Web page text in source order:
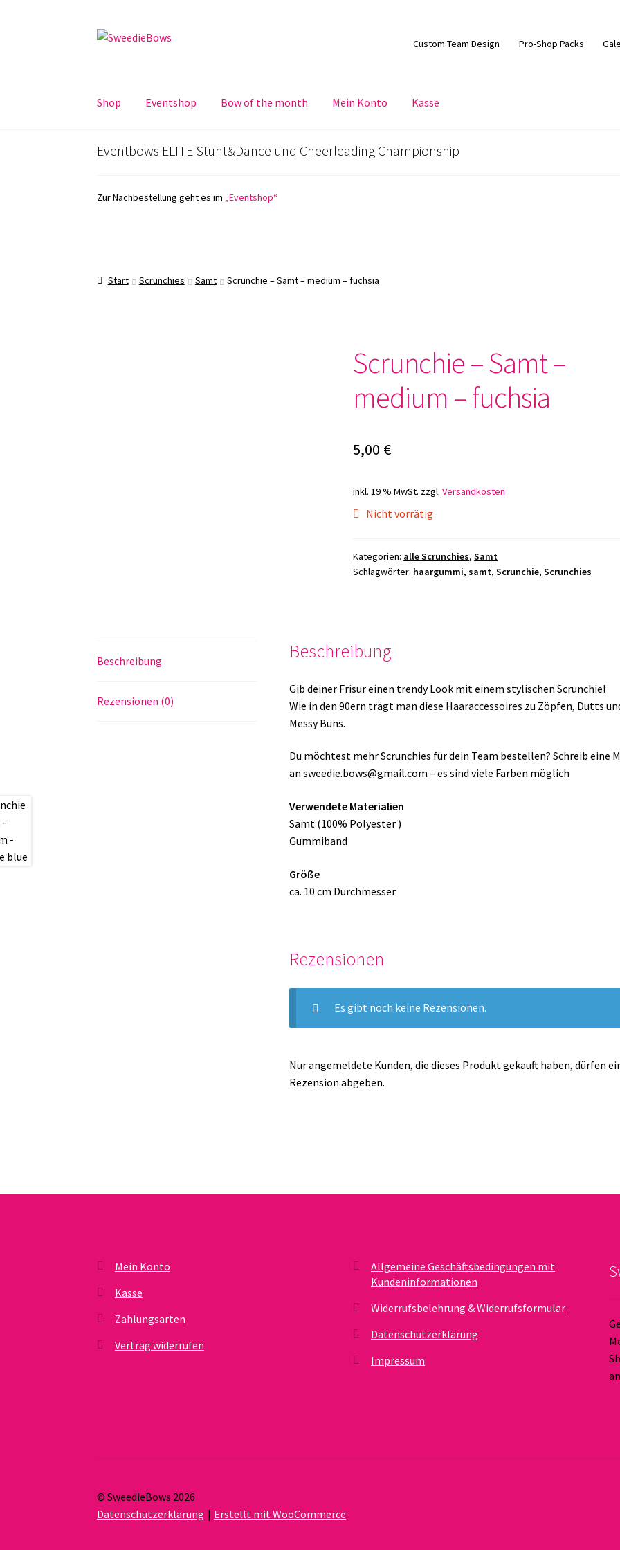
Zur
Zum
Custom Team Design Pro-Shop Packs
Shop Eventshop Bow of the month Mein Konto Kasse
Eventbows ELITE Stunt&Dance und Cheerleading Championship
Zur Nachbestellung geht es im „Eventshop“
Start Scrunchies Samt Scrunchie – Samt – medium – fuchsia
Scrunchie – Samt –
medium – fuchsia
5,00 €
inkl. 19 % MwSt. zzgl.Versandkosten
Nicht vorrätig
Kategorien: alle Scrunchies,Samt
Schlagwörter: haargummi,samt,Scrunchie,Scrunchies
Beschreibung
Rezensionen (0)
Beschreibung
Gib deiner Frisur einen trendy Look mit einem stylischen Scrunchie!
Wie in den 90ern trägt man diese Haaraccessoires zu Zöpfen, Dutts
Messy Buns.
Du möchtest mehr Scrunchies für dein Team bestellen? Schreib eine
an sweedie.bows@gmail.com – es sind viele Farben möglich
Verwendete Materialien
Samt (100% Polyester )
Gummiband
Größe
ca. 10 cm Durchmesser
Rezensionen
Es gibt noch keine Rezensionen.
Nur angemeldete Kunden, die dieses Produkt gekauft haben, dürfen
Rezension abgeben.
Mein Konto
Kasse
Zahlungsarten
Vertrag widerrufen
Allgemeine Geschäftsbedingungen mit
Kundeninformationen
Widerrufsbelehrung & Widerrufsformular
Datenschutzerklärung
Impressum
© SweedieBows 2026
Datenschutzerklärung
Erstellt mit WooCommerce.